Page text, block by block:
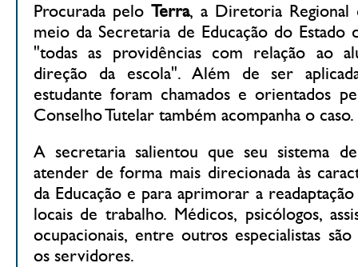
Procurada pelo Terra, a Diretoria Regional
meio da Secretaria de Educação do Estado
"todas as providências com relação ao
direção da escola". Além de ser
estudante foram chamados e orientados
Conselho Tutelar também acompanha o caso.
A secretaria salientou que seu sistema
atender de forma mais direcionada às
da Educação e para aprimorar a
locais de trabalho. Médicos, psicólogos,
ocupacionais, entre outros especialistas
os servidores.